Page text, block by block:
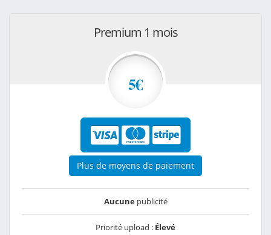
Premium 1 mois
5€
Plus de moyens de paiement
Aucunepublicité
Priorité upload : Élevé